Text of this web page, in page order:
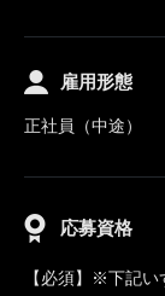
雇用形態
正社員（中途）
応募資格
【必須】※下記い